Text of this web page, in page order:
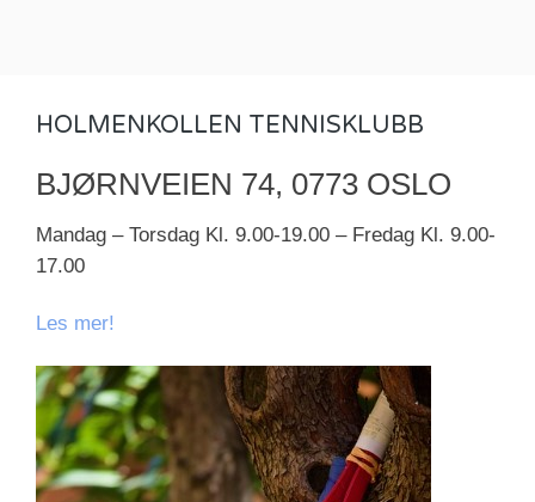
HOLMENKOLLEN TENNISKLUBB
BJØRNVEIEN 74, 0773 OSLO
Mandag – Torsdag Kl. 9.00-19.00 – Fredag Kl. 9.00-
17.00
Les mer!